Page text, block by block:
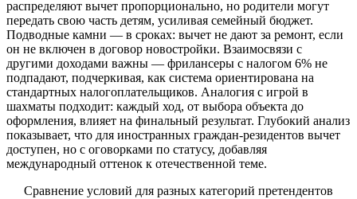
распределяют вычет пропорционально, но родители могут
передать свою часть детям, усиливая семейный бюджет.
Подводные камни — в сроках: вычет не дают за ремонт, если
он не включен в договор новостройки. Взаимосвязи с
другими доходами важны — фрилансеры с налогом 6% не
подпадают, подчеркивая, как система ориентирована на
стандартных налогоплательщиков. Аналогия с игрой в
шахматы подходит: каждый ход, от выбора объекта до
оформления, влияет на финальный результат. Глубокий анализ
показывает, что для иностранных граждан-резидентов вычет
доступен, но с оговорками по статусу, добавляя
международный оттенок к отечественной теме.
Сравнение условий для разных категорий претендентов